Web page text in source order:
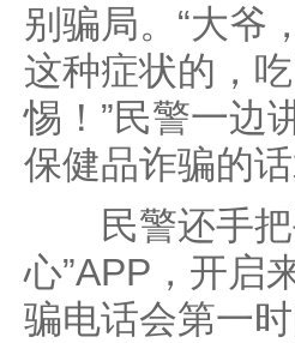
别骗局。“大爷
这种症状的，
惕！”民警一边
保健品诈骗的
民警还手把
心”APP，开启
骗电话会第一